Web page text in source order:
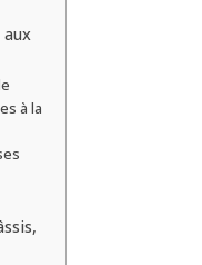
à la